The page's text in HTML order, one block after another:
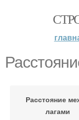
Расстояние
лагами